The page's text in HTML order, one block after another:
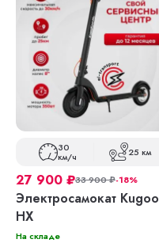
30
км/ч 25 км
27 900 ₽33 900₽-18%
Электросамокат Kugoo
HX
На складе